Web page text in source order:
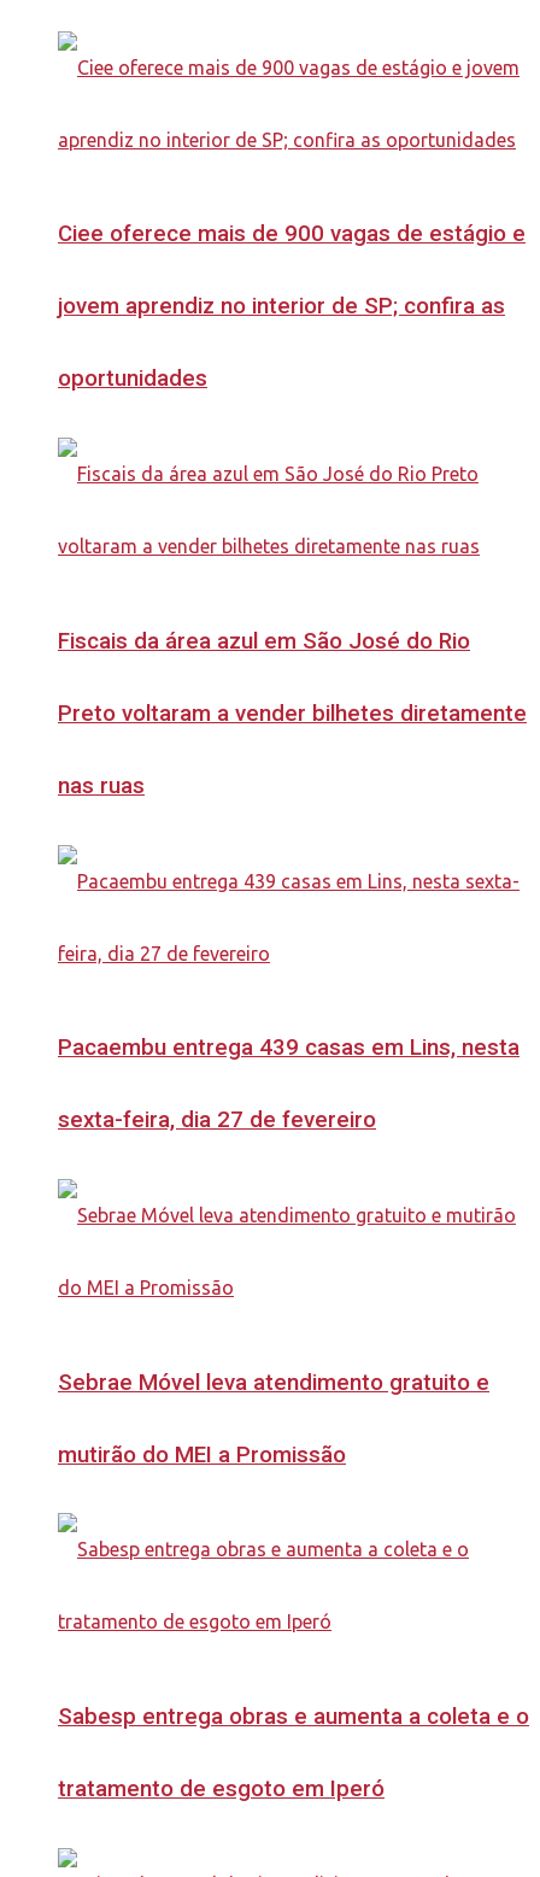
Ciee oferece mais de 900 vagas de estágio e
jovem aprendiz no interior de SP; confira as
oportunidades
Fiscais da área azul em São José do Rio
Preto voltaram a vender bilhetes diretamente
nas ruas
Pacaembu entrega 439 casas em Lins, nesta
sexta-feira, dia 27 de fevereiro
Sebrae Móvel leva atendimento gratuito e
mutirão do MEI a Promissão
Sabesp entrega obras e aumenta a coleta e o
tratamento de esgoto em Iperó